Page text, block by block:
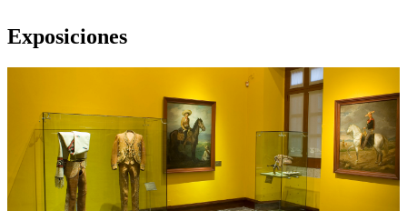
Exposiciones